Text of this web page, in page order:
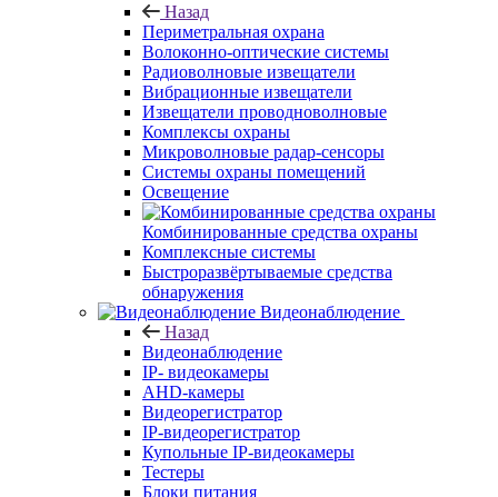
Назад
Периметральная охрана
Волоконно-оптические системы
Радиоволновые извещатели
Вибрационные извещатели
Извещатели проводноволновые
Комплексы охраны
Микроволновые радар-сенсоры
Системы охраны помещений
Освещение
Комбинированные средства охраны
Комплексные системы
Быстроразвёртываемые средства
обнаружения
Видеонаблюдение
Назад
Видеонаблюдение
IP- видеокамеры
AHD-камеры
Видеорегистратор
IP-видеорегистратор
Купольные IP-видеокамеры
Тестеры
Блоки питания